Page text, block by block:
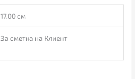
17.00 см
За сметка на Клиент